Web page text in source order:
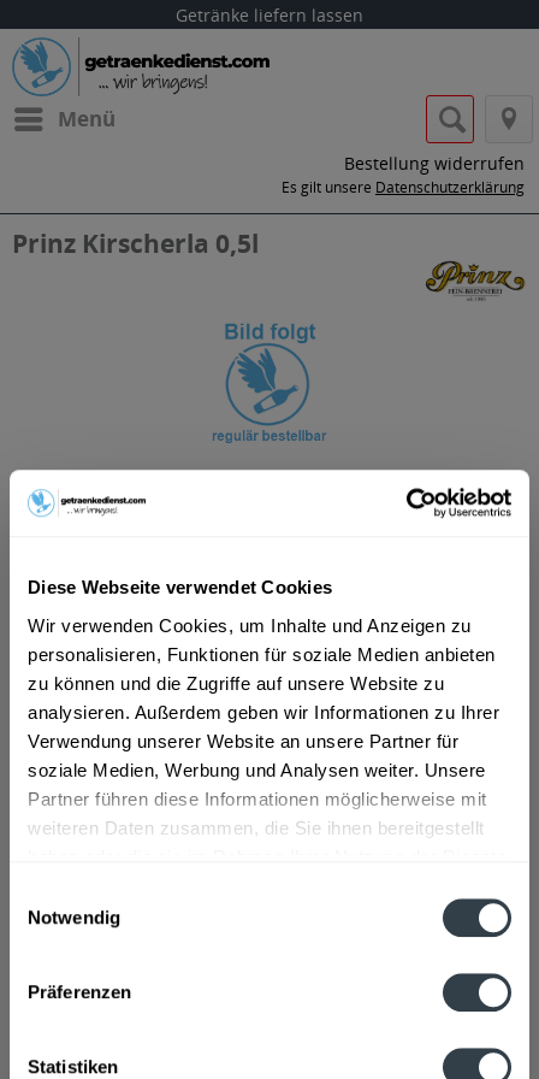
Diese Webseite verwendet Cookies
Wir verwenden Cookies, um Inhalte und Anzeigen zu
personalisieren, Funktionen für soziale Medien anbieten
zu können und die Zugriffe auf unsere Website zu
analysieren. Außerdem geben wir Informationen zu Ihrer
Verwendung unserer Website an unsere Partner für
soziale Medien, Werbung und Analysen weiter. Unsere
Partner führen diese Informationen möglicherweise mit
weiteren Daten zusammen, die Sie ihnen bereitgestellt
Notwendig
Präferenzen
Statistiken
Getränke liefern lassen
Menü
Bestellung widerrufen
Es gilt unsere Datenschutzerklärung
Prinz Kirscherla 0,5l
ab 12,59 € *
Inhalt: 0.5 Liter (25,18 € * / 1 Liter)
inkl. MwSt.ggf. zzgl. Erschwerniszuschlag
Vorrätig
In den Warenkorb
Artikel-Nr.:
31690
Verfügbar in:
mehr
Geschmacksrichtung: